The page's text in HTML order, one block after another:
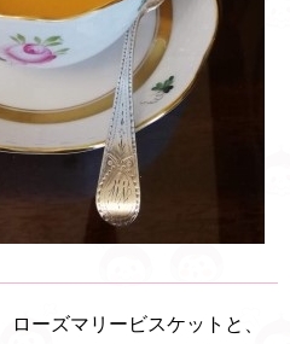
ーズマリービスケットと、